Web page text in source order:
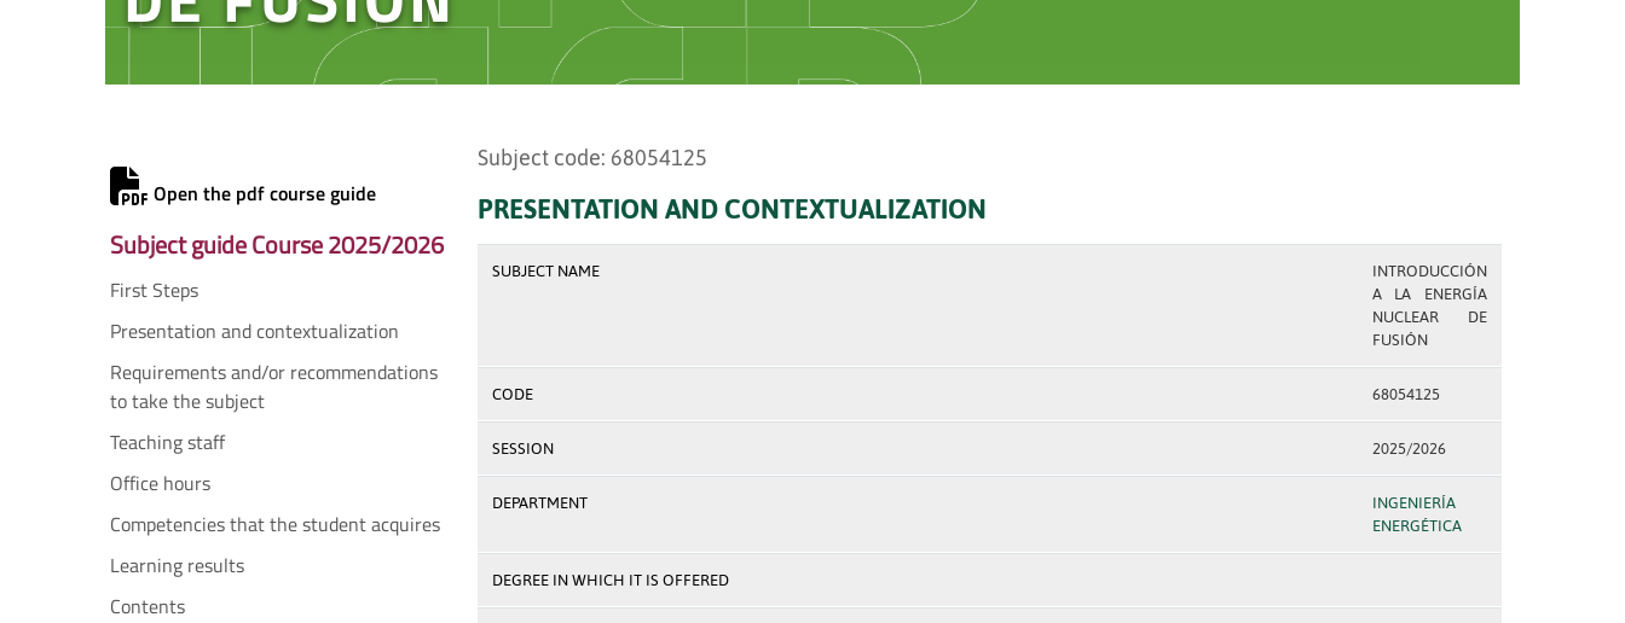
Open the pdf course guide
Subject guide Course 2025/2026
First Steps
Presentation and contextualization
Requirements and/or recommendations
to take the subject
Teaching staff
Office hours
Competencies that the student acquires
Learning results
Contents
Subject code: 68054125
PRESENTATION AND CONTEXTUALIZATION
SUBJECT NAME
INTRODUCCIÓN
A LA ENERGÍA
NUCLEAR DE
FUSIÓN
CODE 68054125
SESSION 2025/2026
DEPARTMENT
INGENIERÍA
ENERGÉTICA
DEGREE IN WHICH IT IS OFFERED